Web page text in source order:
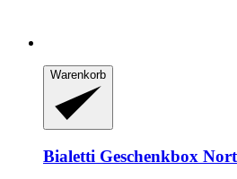
Warenkorb
Bialetti Geschenkbox